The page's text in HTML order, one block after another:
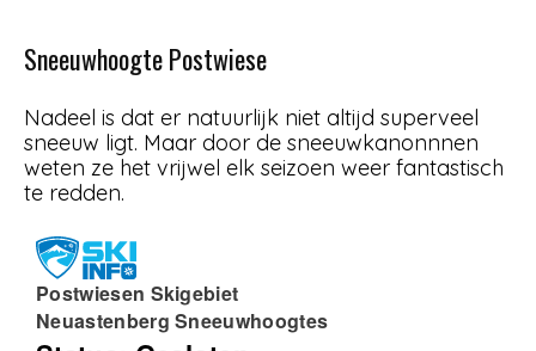
Sneeuwhoogte Postwiese
Nadeel is dat er natuurlijk niet altijd superveel
sneeuw ligt. Maar door de sneeuwkanonnnen
weten ze het vrijwel elk seizoen weer fantastisch
te redden.